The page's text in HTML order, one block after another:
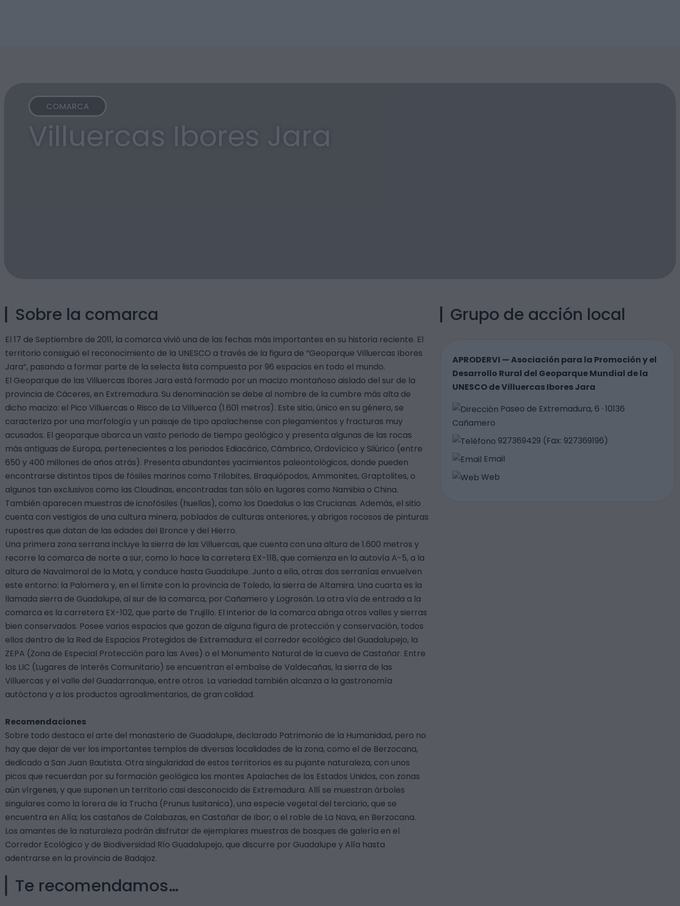
COMARCA
Villuercas Ibores Jara
Sobre la comarca
El 17 de Septiembre de 2011, la comarca vivió una de las fechas más importantes en su historia reciente. El
territorio consiguió el reconocimiento de la UNESCO a través de la figura de “Geoparque Villuercas Ibores
Jara”, pasando a formar parte de la selecta lista compuesta por 96 espacios en todo el mundo.
El Geoparque de las Villuercas Ibores Jara está formado por un macizo montañoso aislado del sur de la
provincia de Cáceres, en Extremadura. Su denominación se debe al nombre de la cumbre más alta de
dicho macizo: el Pico Villuercas o Risco de La Villuerca (1.601 metros). Este sitio, único en su género, se
caracteriza por una morfología y un paisaje de tipo apalachense con plegamientos y fracturas muy
acusados. El geoparque abarca un vasto periodo de tiempo geológico y presenta algunas de las rocas
más antiguas de Europa, pertenecientes a los periodos Ediacárico, Cámbrico, Ordovícico y Silúrico (entre
650 y 400 millones de años atrás). Presenta abundantes yacimientos paleontológicos, donde pueden
encontrarse distintos tipos de fósiles marinos como Trilobites, Braquiópodos, Ammonites, Graptolites, o
algunos tan exclusivos como las Cloudinas, encontradas tan sólo en lugares como Namibia o China.
También aparecen muestras de icnofósiles (huellas), como los Daedalus o las Crucianas. Además, el sitio
cuenta con vestigios de una cultura minera, poblados de culturas anteriores, y abrigos rocosos de pinturas
rupestres que datan de las edades del Bronce y del Hierro.
Una primera zona serrana incluye la sierra de las Villuercas, que cuenta con una altura de 1.600 metros y
recorre la comarca de norte a sur, como lo hace la carretera EX-118, que comienza en la autovía A-5, a la
altura de Navalmoral de la Mata, y conduce hasta Guadalupe. Junto a ella, otras dos serranías envuelven
este entorno: la Palomera y, en el límite con la provincia de Toledo, la sierra de Altamira. Una cuarta es la
llamada sierra de Guadalupe, al sur de la comarca, por Cañamero y Logrosán. La otra vía de entrada a la
comarca es la carretera EX-102, que parte de Trujillo. El interior de la comarca abriga otros valles y sierras
bien conservados. Posee varios espacios que gozan de alguna figura de protección y conservación, todos
ellos dentro de la Red de Espacios Protegidos de Extremadura: el corredor ecológico del Guadalupejo, la
ZEPA (Zona de Especial Protección para las Aves) o el Monumento Natural de la cueva de Castañar. Entre
los LIC (Lugares de Interés Comunitario) se encuentran el embalse de Valdecañas, la sierra de las
Villuercas y el valle del Guadarranque, entre otros. La variedad también alcanza a la gastronomía
autóctona y a los productos agroalimentarios, de gran calidad.
Recomendaciones
Sobre todo destaca el arte del monasterio de Guadalupe, declarado Patrimonio de la Humanidad, pero no
hay que dejar de ver los importantes templos de diversas localidades de la zona, como el de Berzocana,
dedicado a San Juan Bautista. Otra singularidad de estos territorios es su pujante naturaleza, con unos
picos que recuerdan por su formación geológica los montes Apalaches de los Estados Unidos, con zonas
aún vírgenes, y que suponen un territorio casi desconocido de Extremadura. Allí se muestran árboles
singulares como la lorera de la Trucha (Prunus lusitanica), una especie vegetal del terciario, que se
encuentra en Alía; los castaños de Calabazas, en Castañar de Ibor; o el roble de La Nava, en Berzocana.
Los amantes de la naturaleza podrán disfrutar de ejemplares muestras de bosques de galería en el
Corredor Ecológico y de Biodiversidad Río Guadalupejo, que discurre por Guadalupe y Alía hasta
adentrarse en la provincia de Badajoz.
Te recomendamos…
Grupo de acción local
APRODERVI — Asociación para la Promoción y el
Desarrollo Rural del Geoparque Mundial de la
UNESCO de Villuercas Ibores Jara
Paseo de Extremadura, 6 · 10136
Cañamero
927369429 (Fax: 927369196)
Email
Web